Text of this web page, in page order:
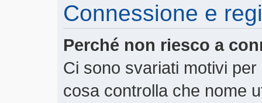
Connessione e
Perché non riesco a
Ci sono svariati motivi
cosa controlla che nome